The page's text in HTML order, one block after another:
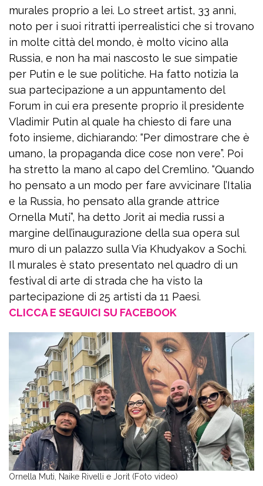
murales proprio a lei. Lo street artist, 33 anni,
noto per i suoi ritratti iperrealistici che si trovano
in molte città del mondo, è molto vicino alla
Russia, e non ha mai nascosto le sue simpatie
per Putin e le sue politiche. Ha fatto notizia la
sua partecipazione a un appuntamento del
Forum in cui era presente proprio il presidente
Vladimir Putin al quale ha chiesto di fare una
foto insieme, dichiarando: “Per dimostrare che è
umano, la propaganda dice cose non vere”. Poi
ha stretto la mano al capo del Cremlino. “Quando
ho pensato a un modo per fare avvicinare l’Italia
e la Russia, ho pensato alla grande attrice
Ornella Muti”, ha detto Jorit ai media russi a
margine dell’inaugurazione della sua opera sul
muro di un palazzo sulla Via Khudyakov a Sochi.
Il murales è stato presentato nel quadro di un
festival di arte di strada che ha visto la
partecipazione di 25 artisti da 11 Paesi.
CLICCA E SEGUICI SU FACEBOOK
Ornella Muti, Naike Rivelli e Jorit (Foto video)